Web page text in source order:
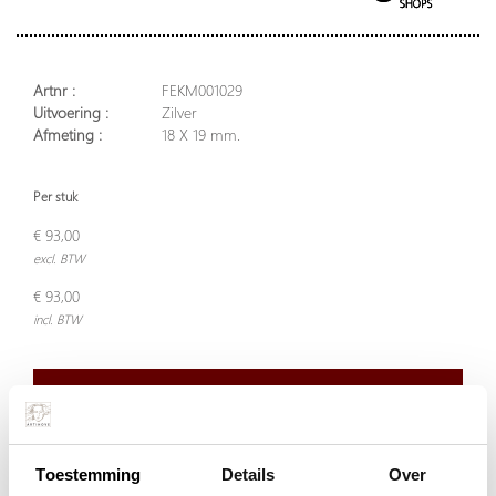
Toestemming Details Over
Artnr :
FEKM001029
Uitvoering :
Zilver
Afmeting :
18 X 19 mm.
Per stuk
€ 93,00
excl. BTW
€ 93,00
incl. BTW
Doordeweeks voor 13.00 uur besteld, de volgende werkdag